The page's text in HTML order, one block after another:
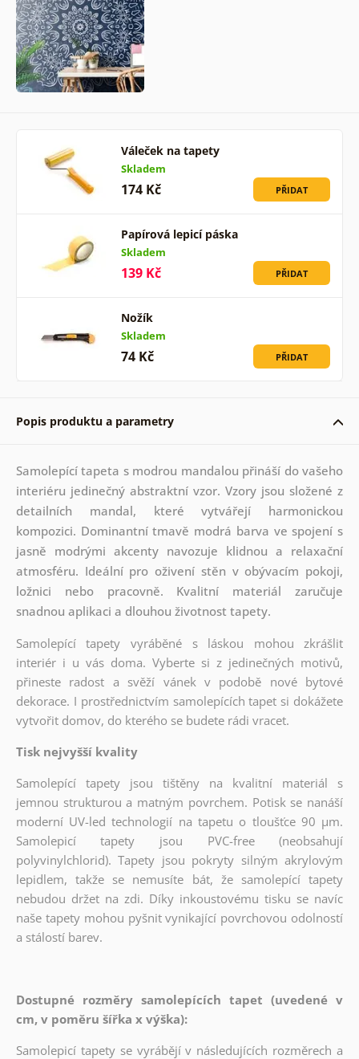
Váleček na tapety
Skladem
174 Kč PŘIDAT
Papírová lepicí páska
Skladem
139 Kč PŘIDAT
Nožík
Skladem
74 Kč PŘIDAT
Popis produktu a parametry
Samolepící tapeta s modrou mandalou přináší do vašeho
interiéru jedinečný abstraktní vzor. Vzory jsou složené z
detailních mandal, které vytvářejí harmonickou
kompozici. Dominantní tmavě modrá barva ve spojení s
jasně modrými akcenty navozuje klidnou a relaxační
atmosféru. Ideální pro oživení stěn v obývacím pokoji,
ložnici nebo pracovně. Kvalitní materiál zaručuje
snadnou aplikaci a dlouhou životnost tapety.
Samolepící tapety vyráběné s láskou mohou zkrášlit
interiér i u vás doma. Vyberte si z jedinečných motivů,
přineste radost a svěží vánek v podobě nové bytové
dekorace. I prostřednictvím samolepících tapet si dokážete
vytvořit domov, do kterého se budete rádi vracet.
Tisk nejvyšší kvality
Samolepící tapety jsou tištěny na kvalitní materiál s
jemnou strukturou a matným povrchem. Potisk se nanáší
moderní UV-led technologií na tapetu o tloušťce 90 µm.
Samolepicí tapety jsou PVC-free (neobsahují
polyvinylchlorid). Tapety jsou pokryty silným akrylovým
lepidlem, takže se nemusíte bát, že samolepící tapety
nebudou držet na zdi. Díky inkoustovému tisku se navíc
naše tapety mohou pyšnit vynikající povrchovou odolností
a stálostí barev.
Dostupné rozměry samolepících tapet (uvedené v
cm, v poměru šířka x výška):
Samolepicí tapety se vyrábějí v následujících rozměrech a